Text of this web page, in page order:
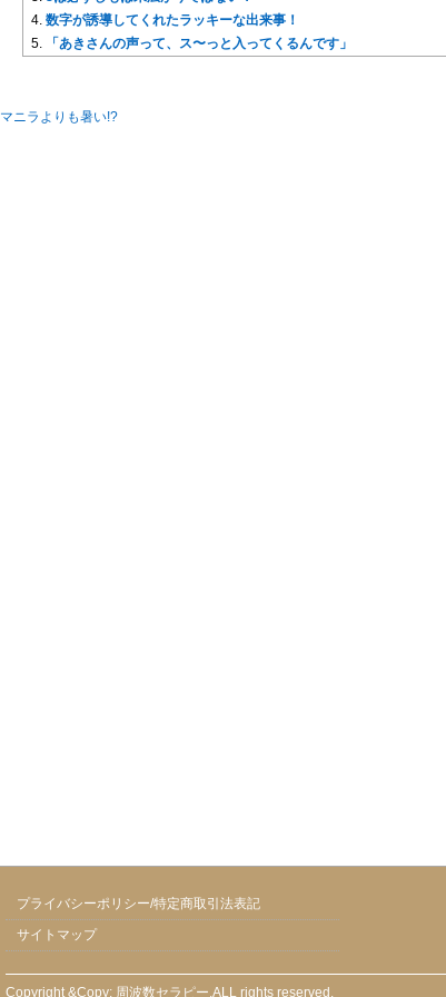
数字が誘導してくれたラッキーな出来事！
「あきさんの声って、ス〜っと入ってくるんです」
マニラよりも暑い!?
プライバシーポリシー/特定商取引法表記
サイトマップ
Copyright &Copy; 周波数セラピー,ALL rights reserved.